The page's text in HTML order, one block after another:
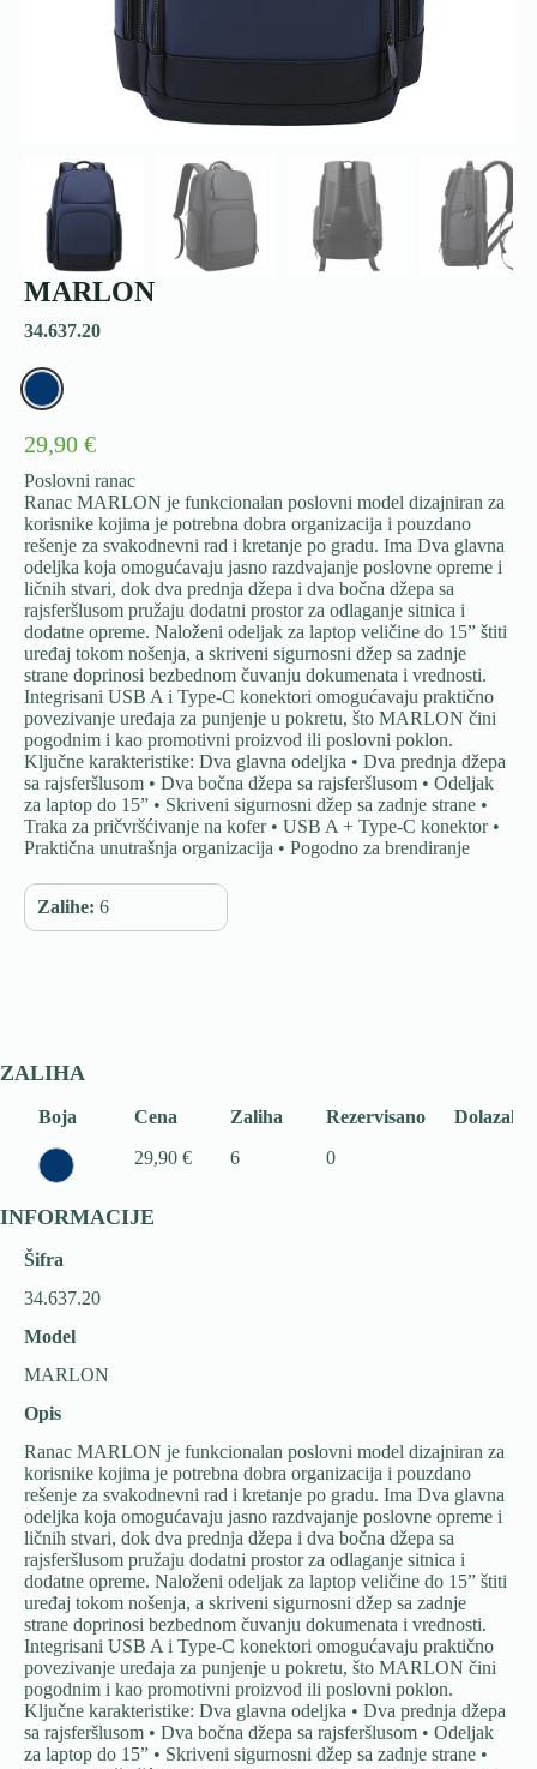
MARLON
34.637.20
29,90 €
Poslovni ranac
Ranac MARLON je funkcionalan poslovni model dizajniran za
korisnike kojima je potrebna dobra organizacija i pouzdano
rešenje za svakodnevni rad i kretanje po gradu. Ima Dva glavna
odeljka koja omogućavaju jasno razdvajanje poslovne opreme i
ličnih stvari, dok dva prednja džepa i dva bočna džepa sa
rajsferšlusom pružaju dodatni prostor za odlaganje sitnica i
dodatne opreme. Naloženi odeljak za laptop veličine do 15” štiti
uređaj tokom nošenja, a skriveni sigurnosni džep sa zadnje
strane doprinosi bezbednom čuvanju dokumenata i vrednosti.
Integrisani USB A i Type-C konektori omogućavaju praktično
povezivanje uređaja za punjenje u pokretu, što MARLON čini
pogodnim i kao promotivni proizvod ili poslovni poklon.
Ključne karakteristike: Dva glavna odeljka • Dva prednja džepa
sa rajsferšlusom • Dva bočna džepa sa rajsferšlusom • Odeljak
za laptop do 15” • Skriveni sigurnosni džep sa zadnje strane •
Traka za pričvršćivanje na kofer • USB A + Type-C konektor •
Praktična unutrašnja organizacija • Pogodno za brendiranje
Zalihe: 6
ZALIHA
Boja Cena Zaliha Rezervisano
Dolazak
29,90 €
6 0
INFORMACIJE
Šifra
34.637.20
Model
MARLON
Opis
Ranac MARLON je funkcionalan poslovni model dizajniran za
korisnike kojima je potrebna dobra organizacija i pouzdano
rešenje za svakodnevni rad i kretanje po gradu. Ima Dva glavna
odeljka koja omogućavaju jasno razdvajanje poslovne opreme i
ličnih stvari, dok dva prednja džepa i dva bočna džepa sa
rajsferšlusom pružaju dodatni prostor za odlaganje sitnica i
dodatne opreme. Naloženi odeljak za laptop veličine do 15” štiti
uređaj tokom nošenja, a skriveni sigurnosni džep sa zadnje
strane doprinosi bezbednom čuvanju dokumenata i vrednosti.
Integrisani USB A i Type-C konektori omogućavaju praktično
povezivanje uređaja za punjenje u pokretu, što MARLON čini
pogodnim i kao promotivni proizvod ili poslovni poklon.
Ključne karakteristike: Dva glavna odeljka • Dva prednja džepa
sa rajsferšlusom • Dva bočna džepa sa rajsferšlusom • Odeljak
za laptop do 15” • Skriveni sigurnosni džep sa zadnje strane •